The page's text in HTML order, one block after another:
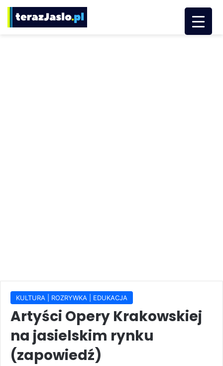
KULTURA | ROZRYWKA | EDUKACJA
Artyści Opery Krakowskiej
na jasielskim rynku
(zapowiedź)